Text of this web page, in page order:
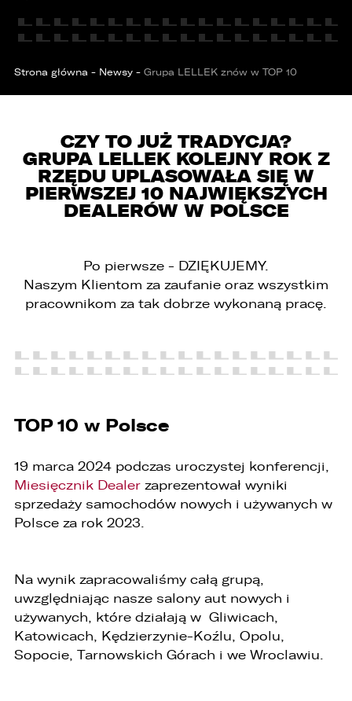
Strona główna - Newsy - Grupa LELLEK znów w TOP 10
CZY TO JUŻ TRADYCJA?
GRUPA LELLEK KOLEJNY ROK Z
RZĘDU UPLASOWAŁA SIĘ W
PIERWSZEJ 10 NAJWIĘKSZYCH
DEALERÓW W POLSCE
Po pierwsze - DZIĘKUJEMY.
Naszym Klientom za zaufanie oraz wszystkim
pracownikom za tak dobrze wykonaną pracę.
TOP 10 w Polsce
19 marca 2024 podczas uroczystej konferencji,
Miesięcznik Dealer zaprezentował wyniki
sprzedaży samochodów nowych i używanych w
Polsce za rok 2023.
Na wynik zapracowaliśmy całą grupą,
uwzględniając nasze salony aut nowych i
używanych, które działają w Gliwicach,
Katowicach, Kędzierzynie-Koźlu, Opolu,
Sopocie, Tarnowskich Górach i we Wroclawiu.
jednocześnie trzy samochody.
Wybierz samochód, który mamy zastąpić
Audi Q7 45 TDI quattro.
ZASTĄP
FACEBOOK
SKOPIUJ LINK